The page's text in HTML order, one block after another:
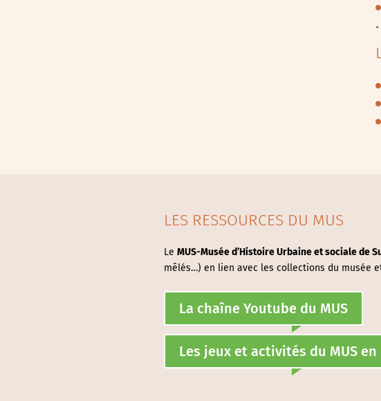
LES RESSOURCES DU MUS
Le MUS-Musée d’Histoire Urbaine et sociale de
mêlés…) en lien avec les collections du musée
La chaîne Youtube du MUS
Les jeux et activités du MUS